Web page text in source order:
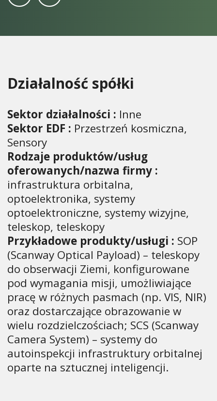
Działalność spółki
Sektor działalności : Inne
Sektor EDF : Przestrzeń kosmiczna,
Sensory
Rodzaje produktów/usług
oferowanych/nazwa firmy :
infrastruktura orbitalna,
optoelektronika, systemy
optoelektroniczne, systemy wizyjne,
teleskop, teleskopy
Przykładowe produkty/usługi : SOP
(Scanway Optical Payload) – teleskopy
do obserwacji Ziemi, konfigurowane
pod wymagania misji, umożliwiające
pracę w różnych pasmach (np. VIS, NIR)
oraz dostarczające obrazowanie w
wielu rozdzielczościach; SCS (Scanway
Camera System) – systemy do
autoinspekcji infrastruktury orbitalnej
oparte na sztucznej inteligencji.